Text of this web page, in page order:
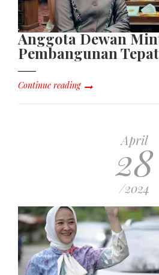
Anggota Dewan
Pembangunan
Continue reading
April
28
/2024